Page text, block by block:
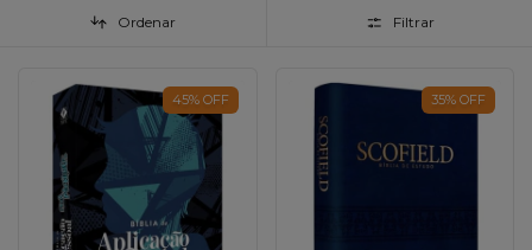
Ordenar Filtrar
45% OFF 35% OFF